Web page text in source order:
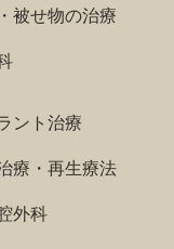
被せ物の治療
ント治療
療・再生療法
外科